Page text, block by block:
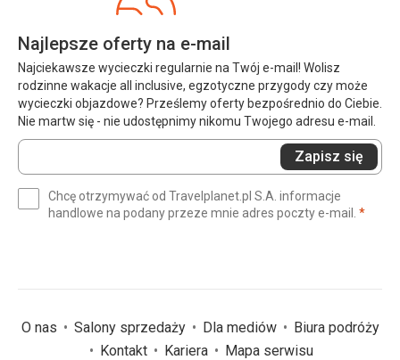
Najlepsze oferty na e-mail
Najciekawsze wycieczki regularnie na Twój e-mail! Wolisz
rodzinne wakacje all inclusive, egzotyczne przygody czy może
wycieczki objazdowe? Prześlemy oferty bezpośrednio do Ciebie.
Nie martw się - nie udostępnimy nikomu Twojego adresu e-mail.
Wprowadź
(wymagane)
Zapisz się
Chcę otrzymywać od Travelplanet.pl S.A. informacje
handlowe na podany przeze mnie adres poczty e-mail. *
O nas Salony sprzedaży Dla mediów
Biura podróży
Kontakt
Kariera Mapa serwisu